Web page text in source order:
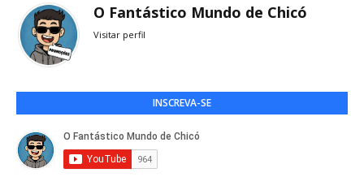
O Fantástico Mundo de Chicó
Visitar perfil
INSCREVA-SE